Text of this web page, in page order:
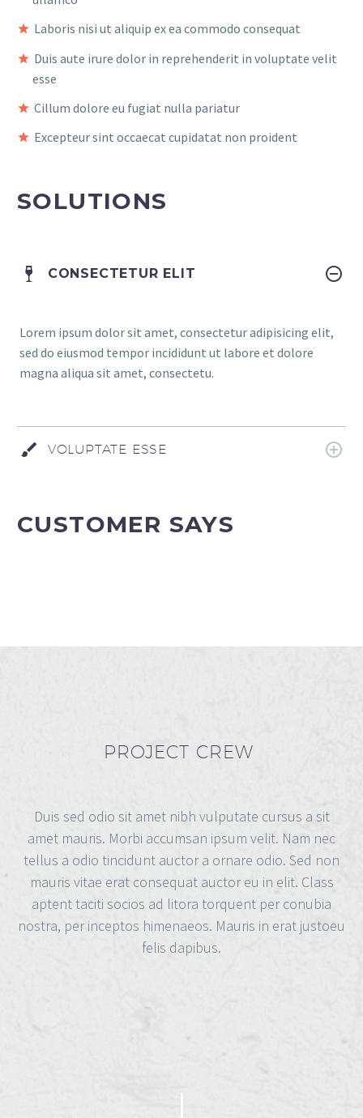
Laboris nisi ut aliquip ex ea commodo consequat
Duis aute irure dolor in reprehenderit in voluptate velit
esse
Cillum dolore eu fugiat nulla pariatur
Excepteur sint occaecat cupidatat non proident
SOLUTIONS
CONSECTETUR ELIT
Lorem ipsum dolor sit amet, consectetur adipisicing elit,
sed do eiusmod tempor incididunt ut labore et dolore
magna aliqua sit amet, consectetu.
VOLUPTATE ESSE
CUSTOMER SAYS
PROJECT CREW
Duis sed odio sit amet nibh vulputate cursus a sit
amet mauris. Morbi accumsan ipsum velit. Nam nec
tellus a odio tincidunt auctor a ornare odio. Sed non
mauris vitae erat consequat auctor eu in elit. Class
aptent taciti socios ad litora torquent per conubia
nostra, per inceptos himenaeos. Mauris in erat justoeu
felis dapibus.